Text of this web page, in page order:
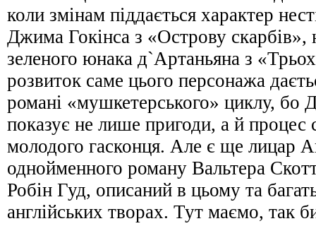
коли змінам піддається характер
Джима Гокінса з «Острову скарбів»,
зеленого юнака д`Артаньяна з
розвиток саме цього персонажа
романі «мушкетерського» циклу,
показує не лише пригоди, а й процес
молодого гасконця. Але є ще лицар
однойменного роману Вальтера
Робін Гуд, описаний в цьому та
англійських творах. Тут маємо, так